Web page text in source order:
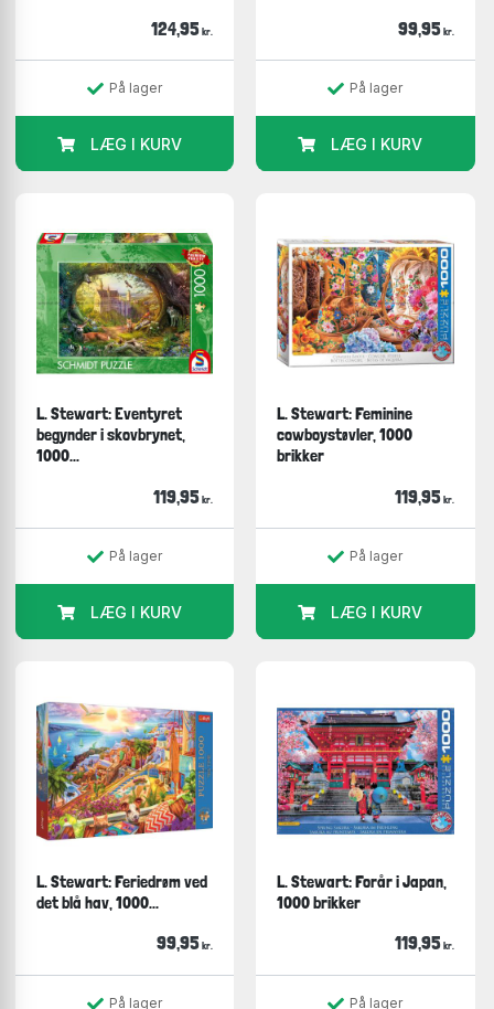
124,95 kr.
På lager
LÆG I KURV
99,95 kr.
På lager
LÆG I KURV
L. Stewart: Eventyret
begynder i skovbrynet,
1000...
119,95 kr.
På lager
LÆG I KURV
L. Stewart: Feminine
cowboystøvler, 1000
brikker
119,95 kr.
På lager
LÆG I KURV
L. Stewart: Feriedrøm ved
det blå hav, 1000...
99,95 kr.
På lager
L. Stewart: Forår i Japan,
1000 brikker
119,95 kr.
På lager